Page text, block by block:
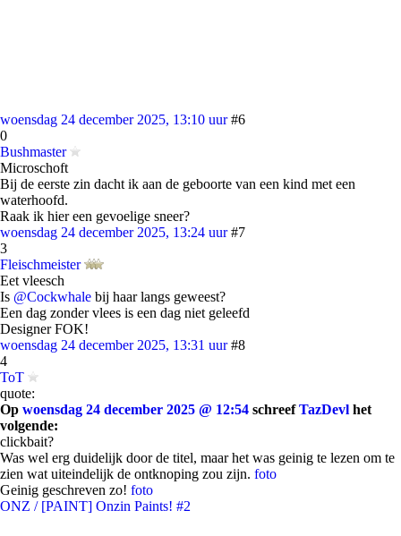
woensdag 24 december 2025, 13:10 uur #6
0
Bushmaster
Microschoft
Bij de eerste zin dacht ik aan de geboorte van een kind met een
waterhoofd.
Raak ik hier een gevoelige sneer?
woensdag 24 december 2025, 13:24 uur #7
3
Fleischmeister
Eet vleesch
Is @Cockwhale bij haar langs geweest?
Een dag zonder vlees is een dag niet geleefd
Designer FOK!
woensdag 24 december 2025, 13:31 uur #8
4
ToT
quote:
Op woensdag 24 december 2025 @ 12:54 schreefTazDevl het
volgende:
clickbait?
Was wel erg duidelijk door de titel, maar het was geinig te lezen om te
zien wat uiteindelijk de ontknoping zou zijn. foto
Geinig geschreven zo! foto
ONZ / [PAINT] Onzin Paints! #2